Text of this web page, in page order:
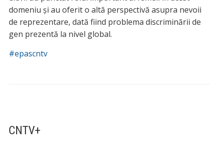
CNTV+
domeniu și au oferit o altă perspectivă asupra nevoii
de reprezentare, dată fiind problema discriminării de
gen prezentă la nivel global.
#epascntv